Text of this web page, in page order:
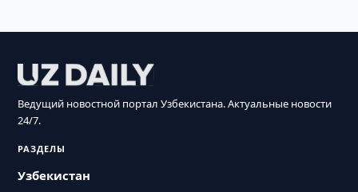
Ведущий новостной портал Узбекистана. Актуальные новости
24/7.
РАЗДЕЛЫ
Узбекистан